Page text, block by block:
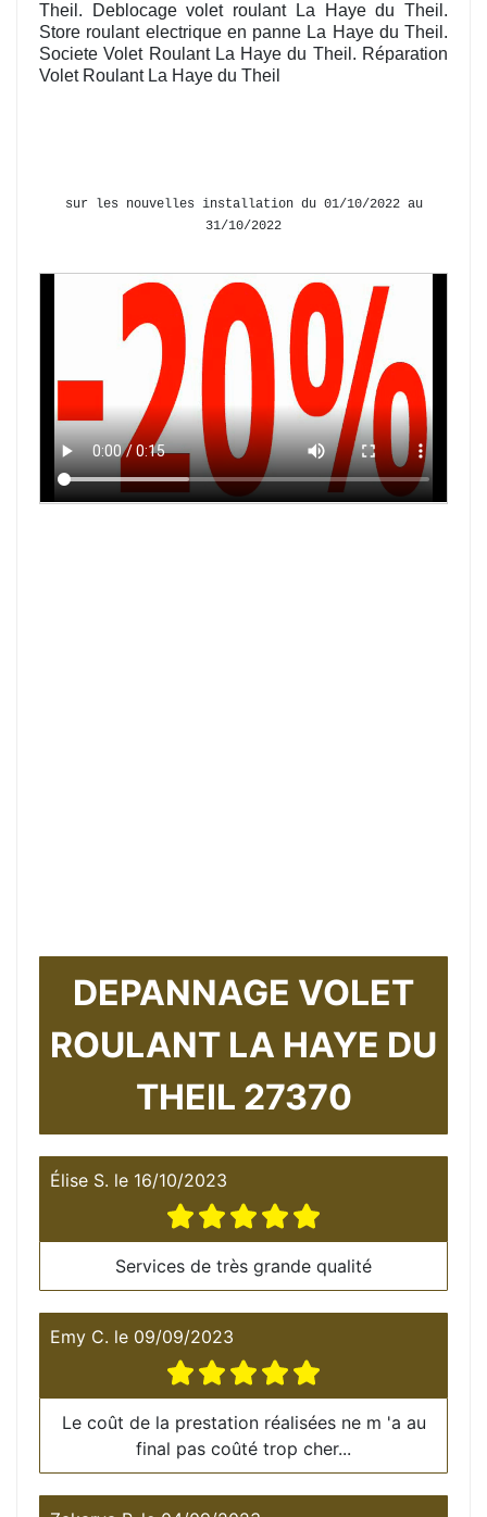
Theil. Deblocage volet roulant La Haye du Theil.
Store roulant electrique en panne La Haye du Theil.
Societe Volet Roulant La Haye du Theil. Réparation
Volet Roulant La Haye du Theil
sur les nouvelles installation du 01/10/2022 au
31/10/2022
DEPANNAGE VOLET
ROULANT LA HAYE DU
THEIL 27370
Élise S. le 16/10/2023
Services de très grande qualité
Emy C. le 09/09/2023
Le coût de la prestation réalisées ne m 'a au
final pas coûté trop cher...